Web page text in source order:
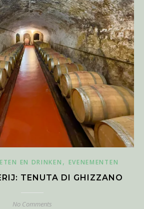
ETEN EN DRINKEN , EVENEMENTEN
TENUTA DI GHIZZANO
No Comments